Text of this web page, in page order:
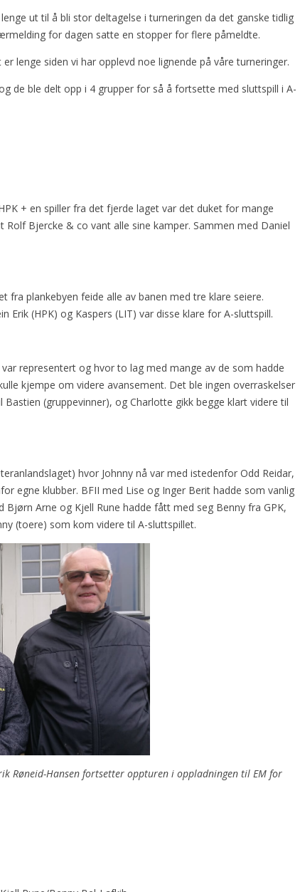
ut til å bli stor deltagelse i turneringen da det ganske tidlig
for dagen satte en stopper for flere påmeldte.
lenge siden vi har opplevd noe lignende på våre turneringer.
de ble delt opp i 4 grupper for så å fortsette med sluttspill i A-
+ en spiller fra det fjerde laget var det duket for mange
Bjercke & co vant alle sine kamper. Sammen med Daniel
fra plankebyen feide alle av banen med tre klare seiere.
Erik (HPK) og Kaspers (LIT) var disse klare for A-sluttspill.
representert og hvor to lag med mange av de som hadde
kjempe om videre avansement. Det ble ingen overraskelser
(gruppevinner), og Charlotte gikk begge klart videre til
hvor Johnny nå var med istedenfor Odd Reidar,
egne klubber. BFII med Lise og Inger Berit hadde som vanlig
Bjørn Arne og Kjell Rune hadde fått med seg Benny fra GPK,
(toere) som kom videre til A-sluttspillet.
Røneid-Hansen fortsetter oppturen i oppladningen til EM for